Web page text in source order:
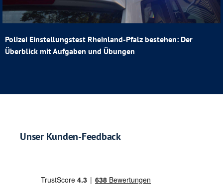
Polizei Einstellungstest Rheinland-Pfalz bestehen: Der
Überblick mit Aufgaben und Übungen
Unser Kunden-Feedback